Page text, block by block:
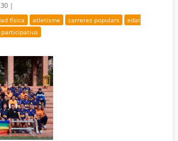
|
física atletisme carreres populars
edat
participatius